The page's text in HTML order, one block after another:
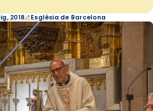
2018 Església de Barcelona